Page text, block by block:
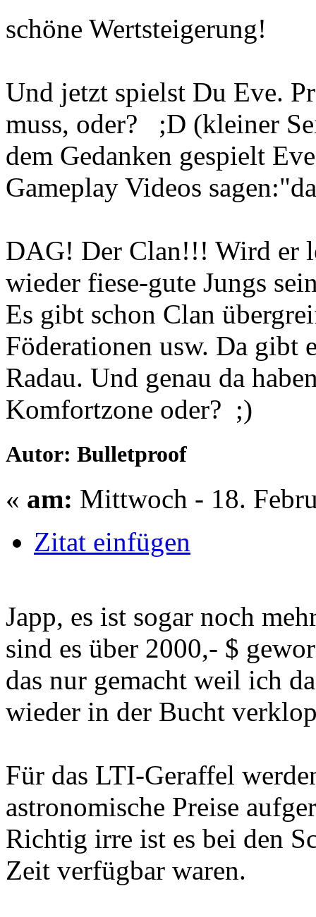
schöne Wertsteigerung!
Und jetzt spielst Du Eve.
muss, oder? ;D (kleiner
dem Gedanken gespielt
Gameplay Videos
DAG! Der Clan!!! Wird er
wieder fiese-gute Jungs
Es gibt schon Clan
Föderationen usw. Da gibt
Radau. Und genau da
Komfortzone oder? ;)
Autor: Bulletproof
« am: Mittwoch - 18.
Zitat einfügen
Japp, es ist sogar noch
sind es über 2000,- $
das nur gemacht weil ich
wieder in der Bucht
Für das LTI-Geraffel
astronomische Preise
Richtig irre ist es bei den
Zeit verfügbar waren.